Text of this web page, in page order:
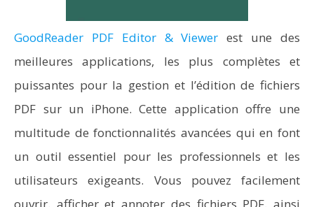
GoodReader PDF Editor & Viewer est une des
meilleures applications, les plus complètes et
puissantes pour la gestion et l’édition de fichiers
PDF sur un iPhone. Cette application offre une
multitude de fonctionnalités avancées qui en font
un outil essentiel pour les professionnels et les
utilisateurs exigeants. Vous pouvez facilement